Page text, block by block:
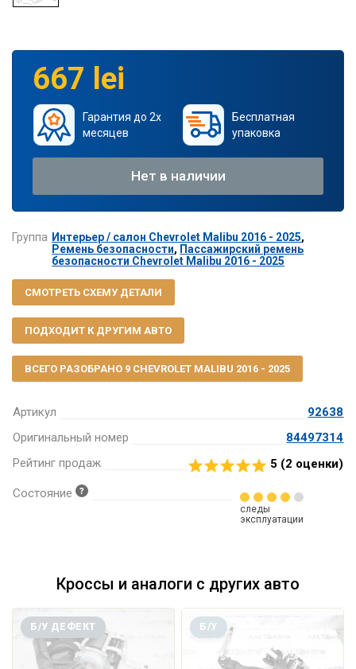
Артикул
92638
Оригинальный номер
84497314
Рейтинг продаж
5 (2 оценки)
Состояние
следы
эксплуатации
667 lei
Гарантия до 2х
месяцев
Бесплатная
упаковка
Нет в наличии
Группа Интерьер / салон Chevrolet Malibu 2016 - 2025,
Ремень безопасности, Пассажирский ремень
безопасности Chevrolet Malibu 2016 - 2025
СМОТРЕТЬ СХЕМУ ДЕТАЛИ
ПОДХОДИТ К ДРУГИМ АВТО
ВСЕГО РАЗОБРАНО 9 CHEVROLET MALIBU 2016 - 2025
Кроссы и аналоги с других авто
Б/У ДЕФЕКТ Б/У